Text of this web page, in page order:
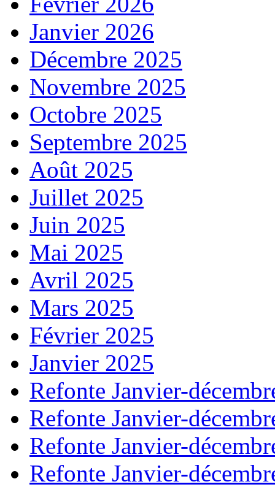
Janvier 2026
Décembre 2025
Novembre 2025
Octobre 2025
Septembre 2025
Août 2025
Juillet 2025
Juin 2025
Mai 2025
Avril 2025
Mars 2025
Février 2025
Janvier 2025
Refonte Janvier-
Refonte Janvier-
Refonte Janvier-
Refonte Janvier-